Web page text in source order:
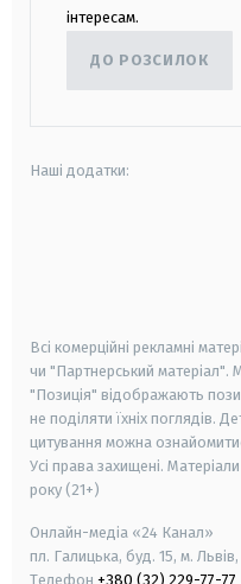
інтересам.
ДО РОЗСИЛОК
Наші додатки:
Всі комерційні рекламні
чи "Партнерський матеріал".
"Позиція" відображають
не поділяти їхніх поглядів.
цитування можна
Усі права захищені.
року (21+)
Онлайн-медіа «24 Канал»
пл. Галицька, буд. 15, м.
Телефон +380 (32) 229-77-77